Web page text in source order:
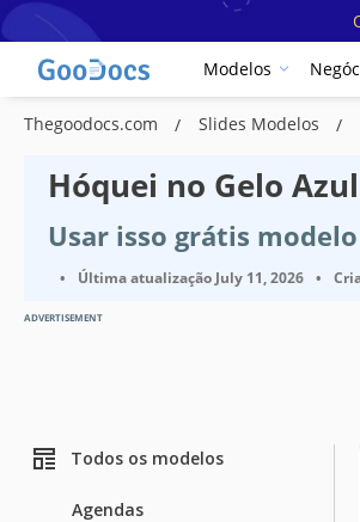
Modelos
Thegoodocs.com Slides Modelos
Hóquei no Gelo
Usar isso grátis
• Última atualização July 11, 2026 •
ADVERTISEMENT
Todos os modelos
Agendas